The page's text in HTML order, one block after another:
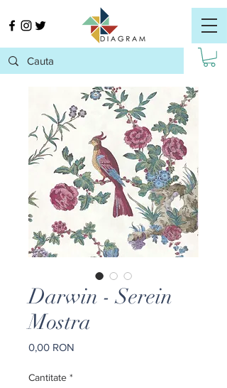
Darwin - Serein
Mostra
0,00 RON
Cantitate *